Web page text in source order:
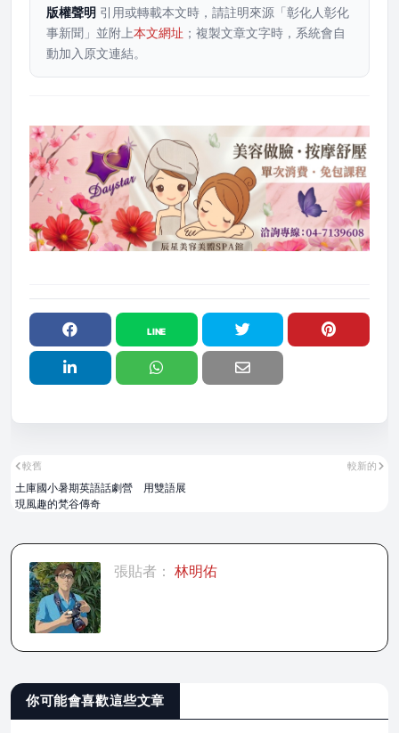
版權聲明 引用或轉載本文時，請註明來源「彰化人彰化
事新聞」並附上本文網址 ；複製文章文字時，系統會自
動加入原文連結。
較新的
較舊
土庫國小暑期英語話劇營 用雙語展
現風趣的梵谷傳奇
張貼者： 林明佑
你可能會喜歡這些文章